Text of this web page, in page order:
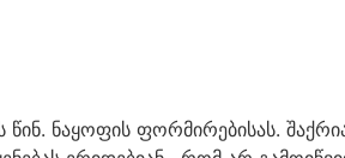
წინ. ნაყოფის ფორმირებისას.